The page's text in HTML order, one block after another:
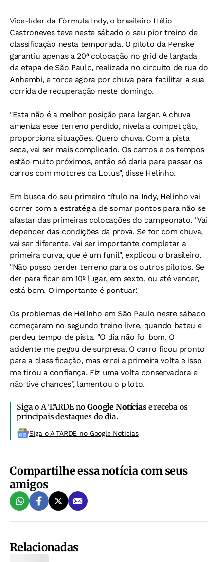
Vice-líder da Fórmula Indy, o brasileiro Hélio
Castroneves teve neste sábado o seu pior treino de
classificação nesta temporada. O piloto da Penske
garantiu apenas a 20ª colocação no grid de largada
da etapa de São Paulo, realizada no circuito de rua do
Anhembi, e torce agora por chuva para facilitar a sua
corrida de recuperação neste domingo.
"Esta não é a melhor posição para largar. A chuva
ameniza esse terreno perdido, nivela a competição,
proporciona situações. Quero chuva. Com a pista
seca, vai ser mais complicado. Os carros e os tempos
estão muito próximos, então só daria para passar os
carros com motores da Lotus", disse Helinho.
Em busca do seu primeiro título na Indy, Helinho vai
correr com a estratégia de somar pontos para não se
afastar das primeiras colocações do campeonato. "Vai
depender das condições da prova. Se for com chuva,
vai ser diferente. Vai ser importante completar a
primeira curva, que é um funil", explicou o brasileiro.
"Não posso perder terreno para os outros pilotos. Se
der para ficar em 10º lugar, em sexto, ou até vencer,
está bom. O importante é pontuar."
Os problemas de Helinho em São Paulo neste sábado
começaram no segundo treino livre, quando bateu e
perdeu tempo de pista. "O dia não foi bom. O
acidente me pegou de surpresa. O carro ficou pronto
para a classificação, mas errei a primeira volta e isso
me tirou a confiança. Fiz uma volta conservadora e
não tive chances", lamentou o piloto.
Siga o A TARDE noGoogle Notíciase receba os
principais destaques do dia.
Siga o A TARDE no Google Noticias
Compartilhe essa notícia com seus
amigos
Relacionadas